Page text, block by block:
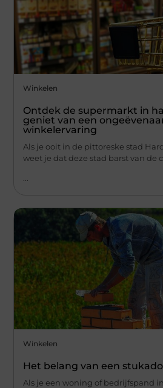
Winkelen
Ontdek de supermarkt in
geniet van een
winkelervaring
Als je ooit in de pittoreske stad
weet je dat deze stad barst van de
Winkelen
Het belang van een
Als je een woning of bedrijfspand